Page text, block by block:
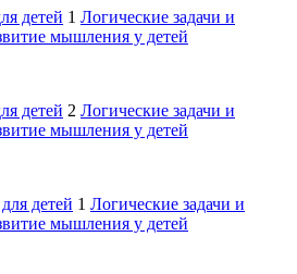
детей 1 Логические задачи и
мышления у детей
детей 2 Логические задачи и
мышления у детей
детей 1 Логические задачи и
мышления у детей